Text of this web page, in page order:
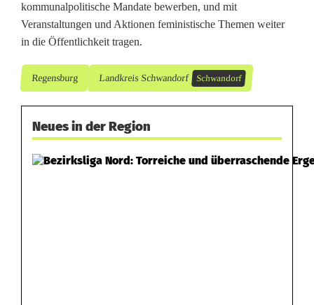
D
i
e
r
m
kommunalpolitische Mandate bewerben, und mit
Veranstaltungen und Aktionen feministische Themen weiter
in die Öffentlichkeit tragen.
Regensburg Landkreis Schwandorf Schwandorf
Neues in der Region